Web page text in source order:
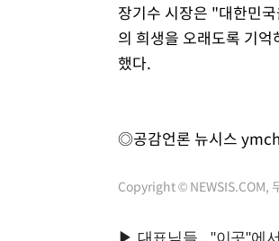
장기수 시장은 "대한민
의 희생을 오래도록 기
했다.
◎공감언론 뉴시스
Copyright © NEWSIS.COM,